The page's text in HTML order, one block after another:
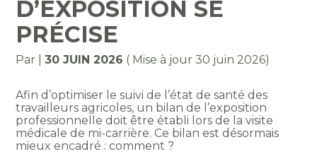
D’EXPOSITION SE
PRÉCISE
Par |30 JUIN 2026 ( Mise à jour 30 juin 2026)
Afin d’optimiser le suivi de l’état de santé des
travailleurs agricoles, un bilan de l’exposition
professionnelle doit être établi lors de la visite
médicale de mi-carrière. Ce bilan est désormais
mieux encadré : comment ?